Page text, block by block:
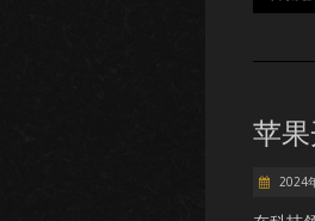
苹
2024